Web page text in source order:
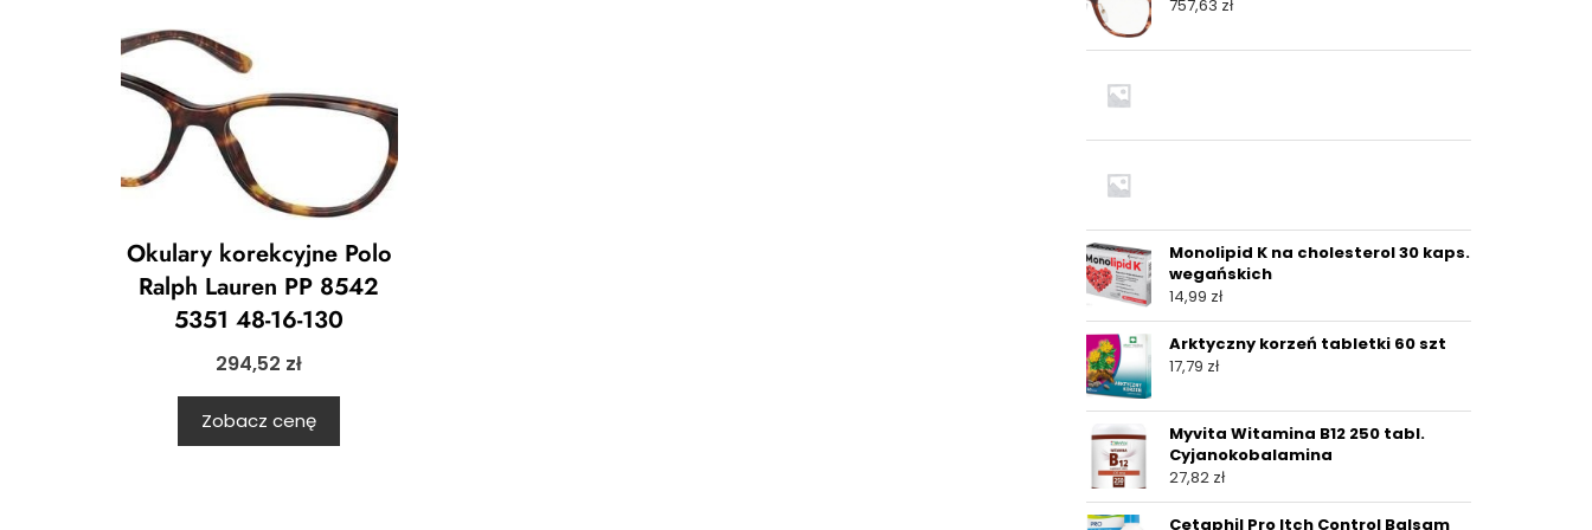
Okulary korekcyjne Polo
Ralph Lauren PP 8542
5351 48-16-130
294,52 zł
Zobacz cenę
757,63 zł
Monolipid K na cholesterol 30 kaps.
wegańskich
14,99 zł
Arktyczny korzeń tabletki 60 szt
17,79 zł
Myvita Witamina B12 250 tabl.
Cyjanokobalamina
27,82 zł
Cetaphil Pro Itch Control Balsam